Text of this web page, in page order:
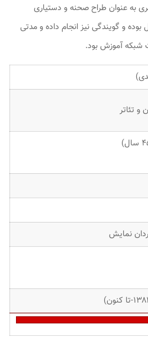
به عنوان طراح صحنه و دستیاری
بوده و گویندگی نیز انجام داده و مدتی
شبکه آموزش بود.
و تئاتر
نمایش